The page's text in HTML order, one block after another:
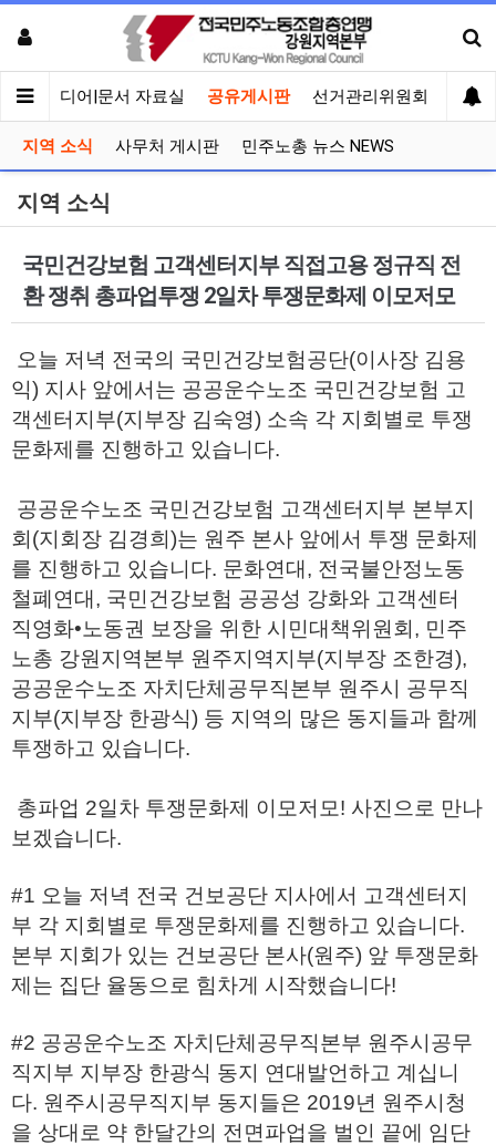
견 미디어|문서 자료실 공유게시판 선거관리위원회
지역 소식 사무처 게시판 민주노총 뉴스 NEWS
지역 소식
국민건강보험 고객센터지부 직접고용 정규직 전
환 쟁취 총파업투쟁 2일차 투쟁문화제 이모저모
오늘 저녁 전국의 국민건강보험공단(이사장 김용
익) 지사 앞에서는 공공운수노조 국민건강보험 고
객센터지부(지부장 김숙영) 소속 각 지회별로 투쟁
문화제를 진행하고 있습니다.
공공운수노조 국민건강보험 고객센터지부 본부지
회(지회장 김경희)는 원주 본사 앞에서 투쟁 문화제
를 진행하고 있습니다. 문화연대, 전국불안정노동
철폐연대, 국민건강보험 공공성 강화와 고객센터
직영화•노동권 보장을 위한 시민대책위원회, 민주
노총 강원지역본부 원주지역지부(지부장 조한경),
공공운수노조 자치단체공무직본부 원주시 공무직
지부(지부장 한광식) 등 지역의 많은 동지들과 함께
투쟁하고 있습니다.
총파업 2일차 투쟁문화제 이모저모! 사진으로 만나
보겠습니다.
#1 오늘 저녁 전국 건보공단 지사에서 고객센터지
부 각 지회별로 투쟁문화제를 진행하고 있습니다.
본부 지회가 있는 건보공단 본사(원주) 앞 투쟁문화
제는 집단 율동으로 힘차게 시작했습니다!
#2 공공운수노조 자치단체공무직본부 원주시공무
직지부 지부장 한광식 동지 연대발언하고 계십니
다. 원주시공무직지부 동지들은 2019년 원주시청
을 상대로 약 한달간의 전면파업을 벌인 끝에 임단